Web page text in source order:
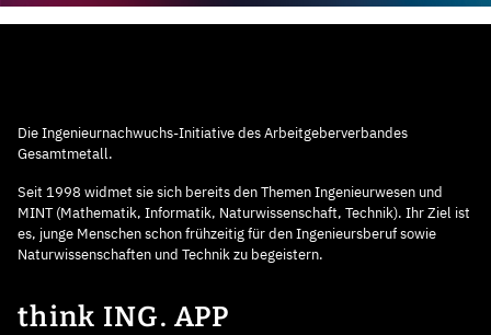
Die Ingenieurnachwuchs-Initiative des Arbeitgeberverbandes
Gesamtmetall.
Seit 1998 widmet sie sich bereits den Themen Ingenieurwesen und
MINT (Mathematik, Informatik, Naturwissenschaft, Technik). Ihr Ziel ist
es, junge Menschen schon frühzeitig für den Ingenieursberuf sowie
Naturwissenschaften und Technik zu begeistern.
think ING. APP